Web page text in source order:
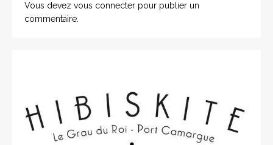
Vous devez vous connecter pour publier un
commentaire.